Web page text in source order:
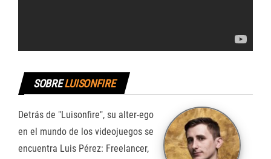
SOBRELUISONFIRE
Detrás de "Luisonfire", su alter-ego
en el mundo de los videojuegos se
encuentra Luis Pérez: Freelancer,